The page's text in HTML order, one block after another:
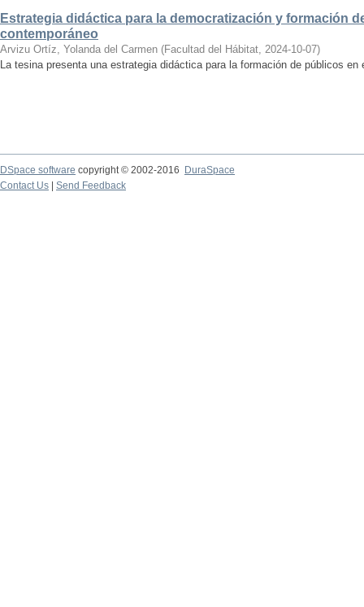
Estrategia didáctica para la democratización y formación
contemporáneo
Arvizu Ortíz, Yolanda del Carmen (Facultad del Hábitat, 2024-10-07)
La tesina presenta una estrategia didáctica para la formación de públicos en
DSpace software copyright © 2002-2016
DuraSpace
Contact Us
Send Feedback